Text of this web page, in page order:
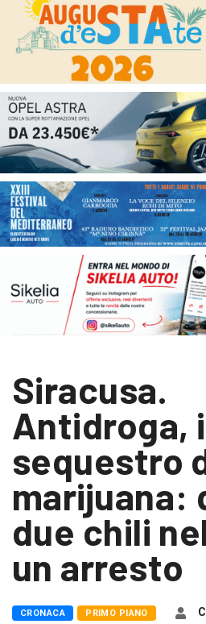
Siracusa.
Antidroga,
sequestro
marijuana:
due chili
un arresto
CRONACA PRIMO PIANO